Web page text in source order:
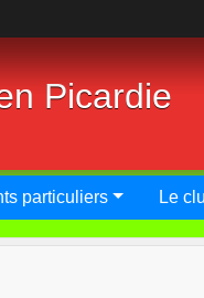
Picardie
particuliers Le